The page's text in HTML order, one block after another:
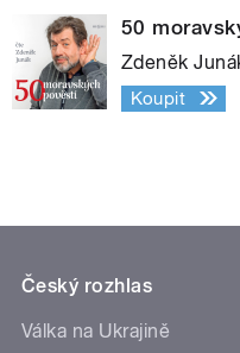
50
Zdeněk
Koupit
Český rozhlas
Válka na Ukrajině